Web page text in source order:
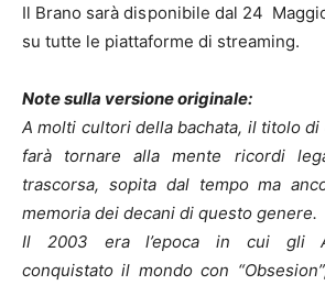
Il Brano sarà disponibile dal 24
su tutte le piattaforme di streaming.
Note sulla versione originale:
A molti cultori della bachata, il titolo
farà tornare alla mente ricordi
trascorsa, sopita dal tempo ma
memoria dei decani di questo genere.
Il 2003 era l’epoca in cui gli
conquistato il mondo con